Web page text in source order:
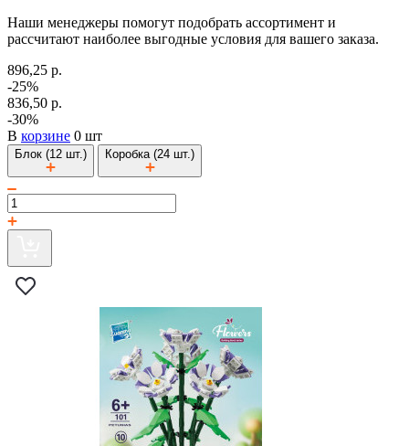
Наши менеджеры помогут подобрать ассортимент и
рассчитают наиболее выгодные условия для вашего заказа.
896,25 р.
-25%
836,50 р.
-30%
В корзине 0 шт
Блок (12 шт.) Коробка (24 шт.)